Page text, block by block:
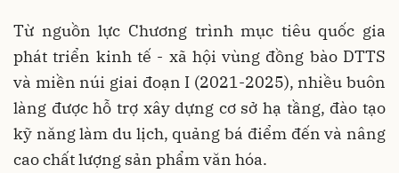
Từ nguồn lực Chương trình mục tiêu quốc gia
phát triển kinh tế - xã hội vùng đồng bào DTTS
và miền núi giai đoạn I (2021-2025), nhiều buôn
làng được hỗ trợ xây dựng cơ sở hạ tầng, đào tạo
kỹ năng làm du lịch, quảng bá điểm đến và nâng
cao chất lượng sản phẩm văn hóa.